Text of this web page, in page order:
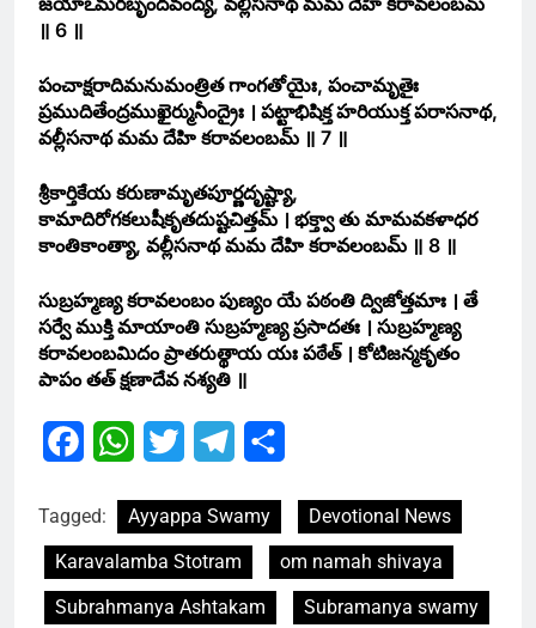
॥ 6 ॥
పంచాక్షరాదిమనుమంత్రిత గాంగతోయైః, పంచామృతైః
ప్రముదితేంద్రముఖైర్మునీంద్రైః । పట్టాభిషిక్త హరియుక్త పరాసనాథ,
వల్లీసనాథ మమ దేహి కరావలంబమ్ ॥ 7 ॥
శ్రీకార్తికేయ కరుణామృతపూర్ణదృష్ట్యా,
కామాదిరోగకలుషీకృతదుష్టచిత్తమ్ । భక్త్వా తు మామవకళాధర
కాంతికాంత్యా, వల్లీసనాథ మమ దేహి కరావలంబమ్ ॥ 8 ॥
సుబ్రహ్మణ్య కరావలంబం పుణ్యం యే పఠంతి ద్విజోత్తమాః । తే
సర్వే ముక్తి మాయాంతి సుబ్రహ్మణ్య ప్రసాదతః । సుబ్రహ్మణ్య
కరావలంబమిదం ప్రాతరుత్థాయ యః పఠేత్ । కోటిజన్మకృతం
పాపం తత్ క్షణాదేవ నశ్యతి ॥
FacebookWhatsApp
Twitter Telegram
Tagged: Ayyappa Swamy
Devotional News
Karavalamba Stotram
om namah shivaya
Subrahmanya Ashtakam
Subramanya swamy